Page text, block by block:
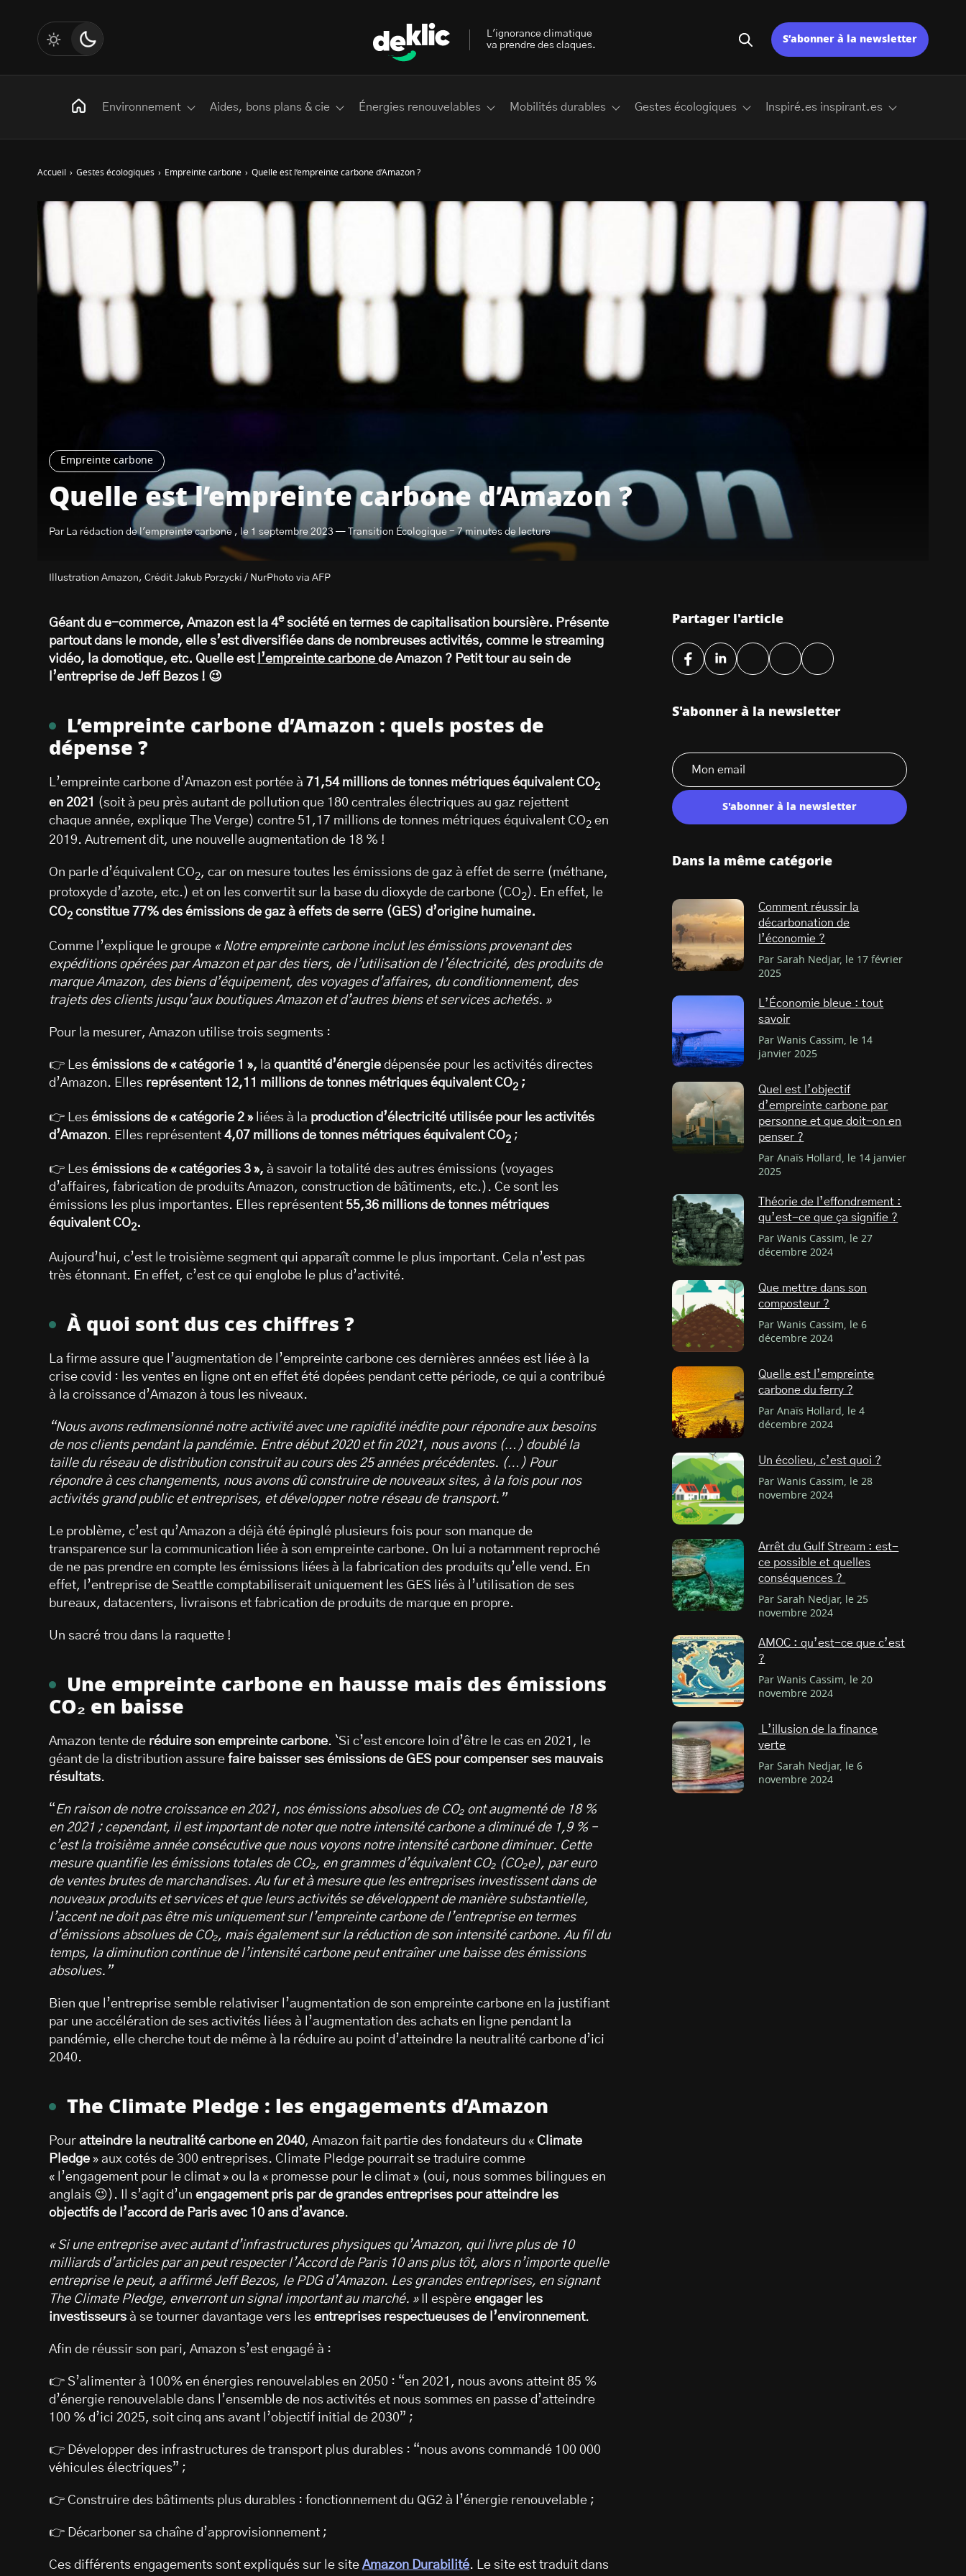
Empreinte carbone
Quelle est l’empreinte carbone d’Amazon ?
Par La rédaction de l'empreinte carbone , le 1 septembre 2023 — Transition Écologique - 7 minutes de lecture
Illustration Amazon, Crédit Jakub Porzycki / NurPhoto via AFP
Accueil › Gestes écologiques › Empreinte carbone › Quelle est l’empreinte carbone d’Amazon ?
Géant du e-commerce, Amazon est la 4esociété en termes de capitalisation boursière. Présente
partout dans le monde, elle s’est diversifiée dans de nombreuses activités, comme le streaming
vidéo, la domotique, etc. Quelle est l’empreinte carbone de Amazon ? Petit tour au sein de
l’entreprise de Jeff Bezos ! 😉
L’empreinte carbone d’Amazon : quels postes de
dépense ?
L’empreinte carbone d’Amazon est portée à 71,54 millions de tonnes métriques équivalent CO2
en 2021
(soit à peu près autant de pollution que 180 centrales électriques au gaz rejettent
chaque année, explique The Verge) contre 51,17 millions de tonnes métriques équivalent CO2 en
2019. Autrement dit, une nouvelle augmentation de 18 % !
On parle d’équivalent CO2, car on mesure toutes les émissions de gaz à effet de serre (méthane,
protoxyde d’azote, etc.) et on les convertit sur la base du dioxyde de carbone (CO2). En effet, le
CO2 constitue 77% des émissions de gaz à effets de serre (GES) d’origine humaine.
Comme l’explique le groupe « Notre empreinte carbone inclut les émissions provenant des
expéditions opérées par Amazon et par des tiers, de l’utilisation de l’électricité, des produits de
marque Amazon, des biens d’équipement, des voyages d’affaires, du conditionnement, des
trajets des clients jusqu’aux boutiques Amazon et d’autres biens et services achetés. »
Pour la mesurer, Amazon utilise trois segments :
👉 Les émissions de « catégorie 1 », la quantité d’énergie dépensée pour les activités directes
d’Amazon. Elles représentent 12,11 millions de tonnes métriques équivalent CO2 ;
👉 Les émissions de « catégorie 2 »liées à la production d’électricité utilisée pour les activités
d’Amazon. Elles représentent 4,07 millions de tonnes métriques équivalent CO2 ;
👉 Les émissions de « catégories 3 », à savoir la totalité des autres émissions (voyages
d’affaires, fabrication de produits Amazon, construction de bâtiments, etc.). Ce sont les
émissions les plus importantes. Elles représentent 55,36 millions de tonnes métriques
équivalent CO2.
Aujourd’hui, c’est le troisième segment qui apparaît comme le plus important. Cela n’est pas
très étonnant. En effet, c’est ce qui englobe le plus d’activité.
À quoi sont dus ces chiffres ?
La firme assure que l’augmentation de l’empreinte carbone ces dernières années est liée à la
crise covid : les ventes en ligne ont en effet été dopées pendant cette période, ce qui a contribué
à la croissance d’Amazon à tous les niveaux.
“Nous avons redimensionné notre activité avec une rapidité inédite pour répondre aux besoins
de nos clients pendant la pandémie. Entre début 2020 et fin 2021, nous avons (…) doublé la
taille du réseau de distribution construit au cours des 25 années précédentes. (…) Pour
répondre à ces changements, nous avons dû construire de nouveaux sites, à la fois pour nos
activités grand public et entreprises, et développer notre réseau de transport.”
Le problème, c’est qu’Amazon a déjà été épinglé plusieurs fois pour son manque de
transparence sur la communication liée à son empreinte carbone. On lui a notamment reproché
de ne pas prendre en compte les émissions liées à la fabrication des produits qu’elle vend. En
effet, l’entreprise de Seattle comptabiliserait uniquement les GES liés à l’utilisation de ses
bureaux, datacenters, livraisons et fabrication de produits de marque en propre.
Un sacré trou dans la raquette !
Une empreinte carbone en hausse mais des émissions
CO₂ en baisse
Amazon tente de réduire son empreinte carbone. `Si c’est encore loin d’être le cas en 2021, le
géant de la distribution assure faire baisser ses émissions de GES pour compenser ses mauvais
résultats.
“En raison de notre croissance en 2021, nos émissions absolues de CO₂ ont augmenté de 18 %
en 2021 ; cependant, il est important de noter que notre intensité carbone a diminué de 1,9 % –
c’est la troisième année consécutive que nous voyons notre intensité carbone diminuer. Cette
mesure quantifie les émissions totales de CO₂, en grammes d’équivalent CO₂ (CO₂e), par euro
de ventes brutes de marchandises. Au fur et à mesure que les entreprises investissent dans de
nouveaux produits et services et que leurs activités se développent de manière substantielle,
l’accent ne doit pas être mis uniquement sur l’empreinte carbone de l’entreprise en termes
d’émissions absolues de CO₂, mais également sur la réduction de son intensité carbone. Au fil du
temps, la diminution continue de l’intensité carbone peut entraîner une baisse des émissions
absolues.”
Bien que l’entreprise semble relativiser l’augmentation de son empreinte carbone en la justifiant
par une accélération de ses activités liées à l’augmentation des achats en ligne pendant la
pandémie, elle cherche tout de même à la réduire au point d’atteindre la neutralité carbone d’ici
2040.
The Climate Pledge : les engagements d’Amazon
Pour atteindre la neutralité carbone en 2040, Amazon fait partie des fondateurs du « Climate
Pledge » aux cotés de 300 entreprises. Climate Pledge pourrait se traduire comme
« l’engagement pour le climat » ou la « promesse pour le climat » (oui, nous sommes bilingues en
anglais 😉). Il s’agit d’un engagement pris par de grandes entreprises pour atteindre les
objectifs de l’accord de Paris avec 10 ans d’avance.
« Si une entreprise avec autant d’infrastructures physiques qu’Amazon, qui livre plus de 10
milliards d’articles par an peut respecter l’Accord de Paris 10 ans plus tôt, alors n’importe quelle
entreprise le peut, a affirmé Jeff Bezos, le PDG d’Amazon. Les grandes entreprises, en signant
The Climate Pledge, enverront un signal important au marché. »Il espère engager les
investisseurs à se tourner davantage vers les entreprises respectueuses de l’environnement.
Afin de réussir son pari, Amazon s’est engagé à :
👉 S’alimenter à 100% en énergies renouvelables en 2050 : “en 2021, nous avons atteint 85 %
d’énergie renouvelable dans l’ensemble de nos activités et nous sommes en passe d’atteindre
100 % d’ici 2025, soit cinq ans avant l’objectif initial de 2030” ;
👉 Développer des infrastructures de transport plus durables : “nous avons commandé 100 000
véhicules électriques” ;
👉 Construire des bâtiments plus durables : fonctionnement du QG2 à l’énergie renouvelable ;
👉 Décarboner sa chaîne d’approvisionnement ;
Ces différents engagements sont expliqués sur le site Amazon Durabilité. Le site est traduit dans
Partager l'article
S'abonner à la newsletter
S'abonner à la newsletter
Dans la même catégorie
Comment réussir la
décarbonation de
l’économie ?
Par Sarah Nedjar, le 17 février
2025
L’Économie bleue : tout
savoir
Par Wanis Cassim, le 14
janvier 2025
Quel est l’objectif
d’empreinte carbone par
personne et que doit-on en
penser ?
Par Anaïs Hollard, le 14 janvier
2025
Théorie de l’effondrement :
qu’est-ce que ça signifie ?
Par Wanis Cassim, le 27
décembre 2024
Que mettre dans son
composteur ?
Par Wanis Cassim, le 6
décembre 2024
Quelle est l’empreinte
carbone du ferry ?
Par Anaïs Hollard, le 4
décembre 2024
Un écolieu, c’est quoi ?
Par Wanis Cassim, le 28
novembre 2024
Arrêt du Gulf Stream : est-
ce possible et quelles
conséquences ?
Par Sarah Nedjar, le 25
novembre 2024
AMOC : qu’est-ce que c’est
?
Par Wanis Cassim, le 20
novembre 2024
L’illusion de la finance
verte
Par Sarah Nedjar, le 6
novembre 2024
L'ignorance climatique
va prendre des claques.
S’abonner à la newsletter
Environnement Aides, bons plans & cie Énergies renouvelables Mobilités durables Gestes écologiques Inspiré.es inspirant.es
Rechercher
Transition Écologique influenceur.se